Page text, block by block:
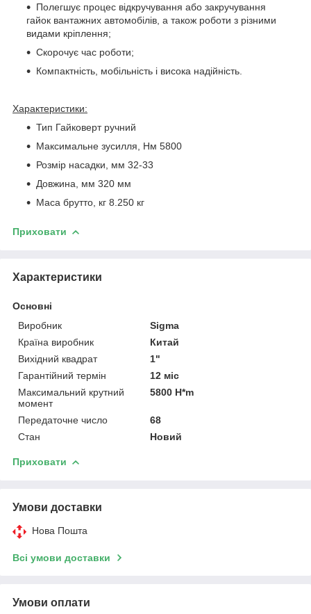
Полегшує процес відкручування або закручування
гайок вантажних автомобілів, а також роботи з різними
видами кріплення;
Скорочує час роботи;
Компактність, мобільність і висока надійність.
Характеристики:
Тип Гайковерт ручний
Максимальне зусилля, Нм 5800
Розмір насадки, мм 32-33
Довжина, мм 320 мм
Маса брутто, кг 8.250 кг
Приховати
Характеристики
Основні
Виробник
Sigma
Країна виробник
Китай
Вихідний квадрат
1"
Гарантійний термін
12 міс
Максимальний крутний
момент
5800 H*m
Передаточне число
68
Стан
Новий
Приховати
Умови доставки
Нова Пошта
Всі умови доставки
Умови оплати